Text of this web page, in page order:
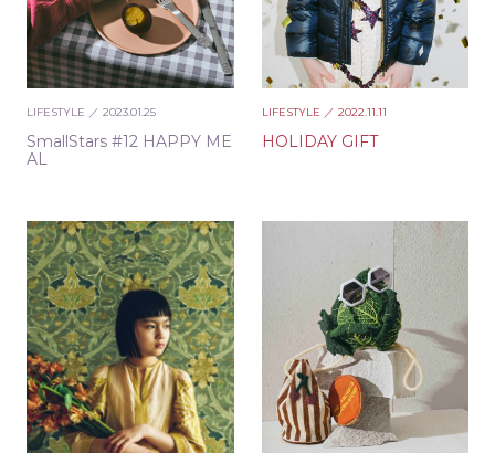
LIFESTYLE ／ 2023.01.25
SmallStars #12 HAPPY ME
AL
LIFESTYLE ／ 2022.11.11
HOLIDAY GIFT